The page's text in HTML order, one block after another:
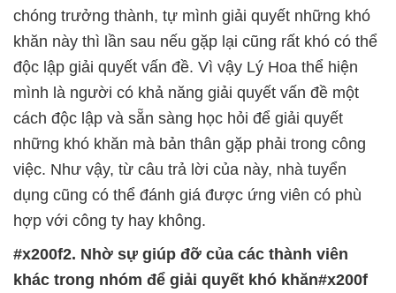
chóng trưởng thành, tự mình giải quyết những khó
khăn này thì lần sau nếu gặp lại cũng rất khó có thể
độc lập giải quyết vấn đề. Vì vậy Lý Hoa thể hiện
mình là người có khả năng giải quyết vấn đề một
cách độc lập và sẵn sàng học hỏi để giải quyết
những khó khăn mà bản thân gặp phải trong công
việc. Như vậy, từ câu trả lời của này, nhà tuyển
dụng cũng có thể đánh giá được ứng viên có phù
#x200f2. Nhờ sự giúp đỡ của các thành viên
khác trong nhóm để giải quyết khó khăn#x200f